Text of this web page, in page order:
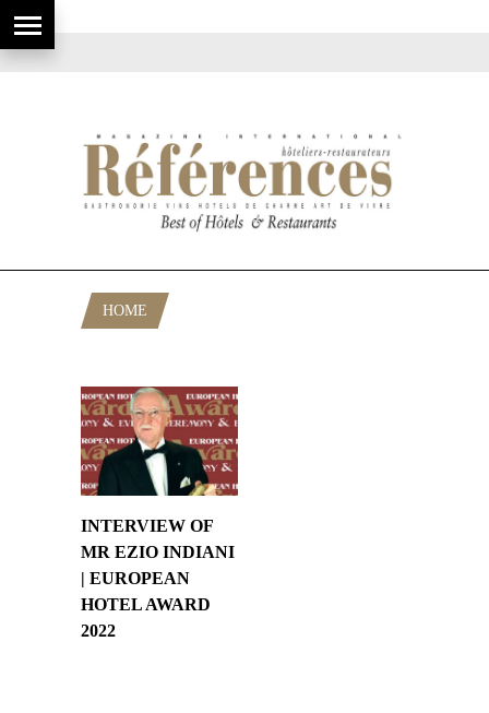
HOME
INTERVIEW OF
MR EZIO INDIANI
| EUROPEAN
HOTEL AWARD
2022